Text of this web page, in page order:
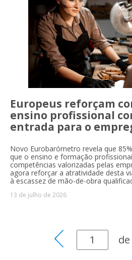
Europeus reforçam
ensino profissional
entrada para o
Novo Eurobarómetro revela que
que o ensino e formação
competências valorizadas pelas
agora reforçar a atratividade desta
à escassez de mão-de-obra
13 de julho de 2026
de